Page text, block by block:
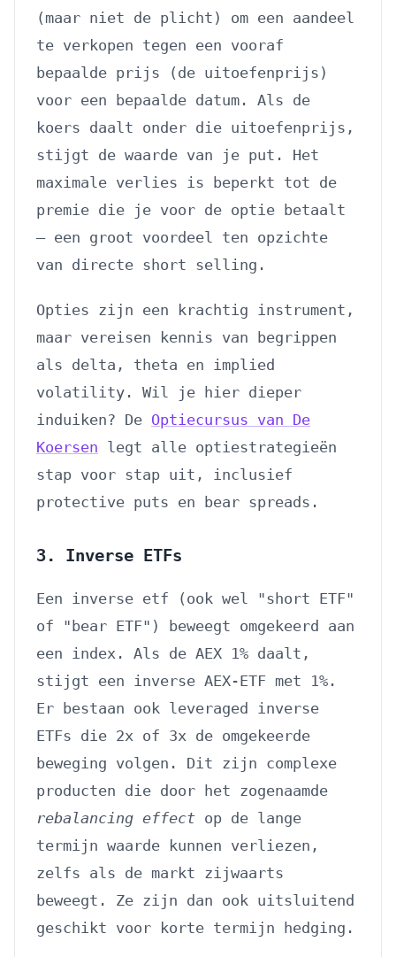
(maar niet de plicht) om een aandeel
te verkopen tegen een vooraf
bepaalde prijs (de uitoefenprijs)
voor een bepaalde datum. Als de
koers daalt onder die uitoefenprijs,
stijgt de waarde van je put. Het
maximale verlies is beperkt tot de
premie die je voor de optie betaalt
— een groot voordeel ten opzichte
van directe short selling.
Opties zijn een krachtig instrument,
maar vereisen kennis van begrippen
als delta, theta en implied
volatility. Wil je hier dieper
induiken? De Optiecursus van De
Koersen legt alle optiestrategieën
stap voor stap uit, inclusief
protective puts en bear spreads.
3. Inverse ETFs
Een inverse etf (ook wel "short ETF"
of "bear ETF") beweegt omgekeerd aan
een index. Als de AEX 1% daalt,
stijgt een inverse AEX-ETF met 1%.
Er bestaan ook leveraged inverse
ETFs die 2x of 3x de omgekeerde
beweging volgen. Dit zijn complexe
producten die door het zogenaamde
rebalancing effect op de lange
termijn waarde kunnen verliezen,
zelfs als de markt zijwaarts
beweegt. Ze zijn dan ook uitsluitend
geschikt voor korte termijn hedging.